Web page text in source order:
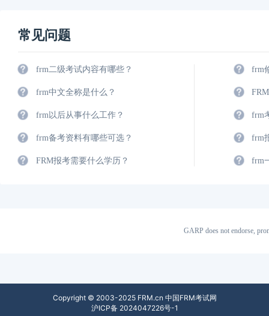
常见问题
frm二级考试内容有哪些？
frm中文全称是什么？
frm以后从事什么工作？
frm备考资料有哪些可选？
FRM报考需要什么学历？
frm
frm
frm
frm
GARP does not endorse,
Copyright © 2003-2025 FRM.cn 中国FRM考试网
沪ICP备 2024047226号-1